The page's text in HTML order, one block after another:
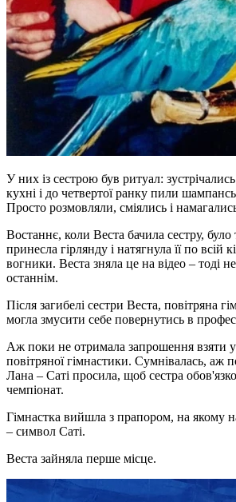
У них із сестрою був ритуал:
кухні і до четвертої ранку пили
Просто розмовляли, сміялись і
Востаннє, коли Веста бачила сестру,
принесла гірлянду і натягнула її по всій
вогники. Веста зняла це на відео – тоді
останнім.
Після загибелі сестри Веста, повітряна
могла змусити себе повернутись в
Аж поки не отримала запрошення взяти
повітряної гімнастики. Сумнівалась, аж
Лана – Саті просила, щоб сестра
чемпіонат.
Гімнастка вийшла з прапором, на якому
– символ Саті.
Веста зайняла перше місце.